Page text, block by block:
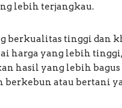
lebih terjangkau.
berkualitas tinggi dan
harga yang lebih
hasil yang lebih
berkebun atau bertani